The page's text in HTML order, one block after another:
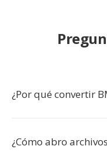
¿Por qué convertir
¿Cómo abro